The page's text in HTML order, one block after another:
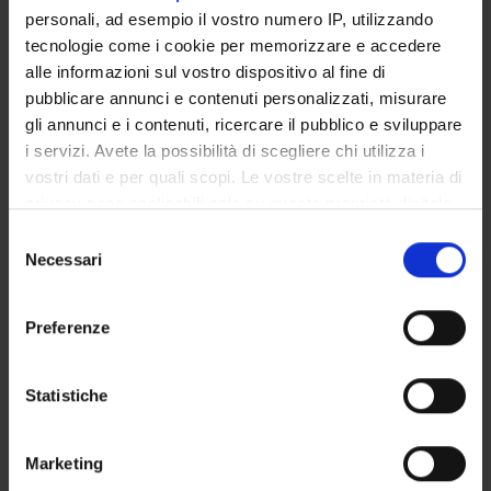
personali, ad esempio il vostro numero IP, utilizzando
tecnologie come i cookie per memorizzare e accedere
alle informazioni sul vostro dispositivo al fine di
pubblicare annunci e contenuti personalizzati, misurare
gli annunci e i contenuti, ricercare il pubblico e sviluppare
i servizi. Avete la possibilità di scegliere chi utilizza i
vostri dati e per quali scopi. Le vostre scelte in materia di
modificare o revocare il proprio consenso in qualsiasi
momento dalla Dichiarazione sui cookie o facendo clic
raccogliere informazioni sulla tua posizione
geografica, con un'approssimazione di qualche
Identificare il tuo dispositivo, scansionandolo
delNecessari
Preferenze
Statistiche
Marketing
The months from 12 to 24 will be devoted to research on
the basis of the data provided by the census
and to produce a series of studies related to the project.
PROJECT PARTICIPANTS
Chiara Maria Concina
Associate Professor
ACTIVITIES
PHD PROGRAMMES